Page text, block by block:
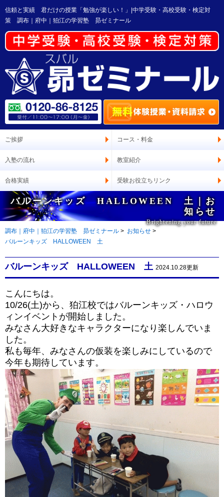
信頼と実績 君だけの授業「勉強が楽しい！」|中学受験・高校受験・検定対
策 調布｜府中｜狛江の学習塾 昴ゼミナール
ご挨拶 コース・料金
入塾の流れ 教室紹介
合格実績 受験お役立ちリンク
バルーンキッズ HALLOWEEN 土｜お
知らせ
Brightening your future
調布｜府中｜狛江の学習塾 昴ゼミナール > お知らせ >
バルーンキッズ HALLOWEEN 土
バルーンキッズ HALLOWEEN 土 2024.10.28更新
こんにちは。
10/26(土)から、狛江校ではバルーンキッズ・ハロウ
ィンイベントが開始しました。
みなさん大好きなキャラクターになり楽しんでいま
した。
私も毎年、みなさんの仮装を楽しみにしているので
今年も期待しています。